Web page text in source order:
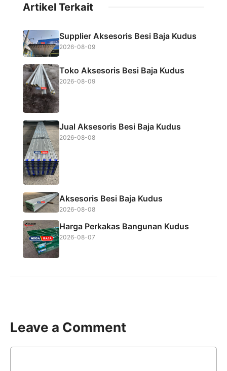
e
b
o
o
k
t
e
t
A
p
Artikel Terkait
Supplier Aksesoris Besi Baja Kudus
2026-08-09
Toko Aksesoris Besi Baja Kudus
2026-08-09
Jual Aksesoris Besi Baja Kudus
2026-08-08
Aksesoris Besi Baja Kudus
2026-08-08
Harga Perkakas Bangunan Kudus
2026-08-07
Leave a Comment
Comment